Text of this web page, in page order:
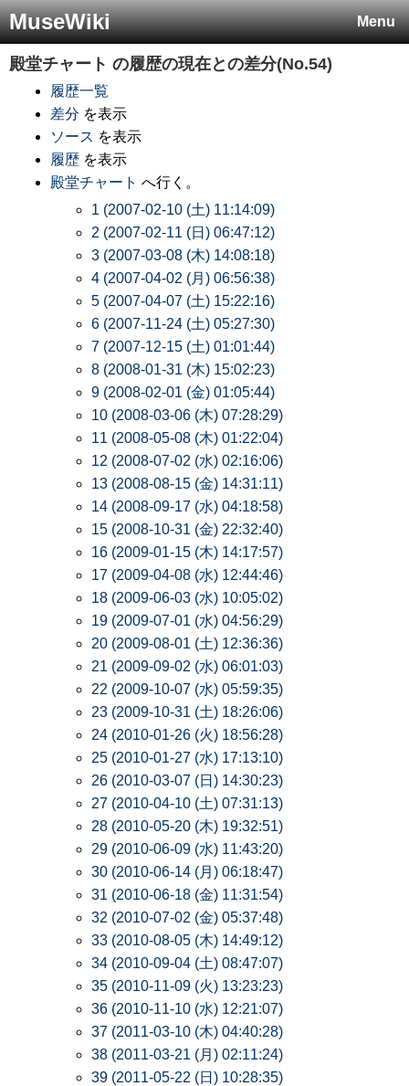
Menu
MuseWiki
殿堂チャート の履歴の現在との差分(No.54)
履歴一覧
差分 を表示
ソース を表示
履歴 を表示
殿堂チャート へ行く。
1 (2007-02-10 (土) 11:14:09)
2 (2007-02-11 (日) 06:47:12)
3 (2007-03-08 (木) 14:08:18)
4 (2007-04-02 (月) 06:56:38)
5 (2007-04-07 (土) 15:22:16)
6 (2007-11-24 (土) 05:27:30)
7 (2007-12-15 (土) 01:01:44)
8 (2008-01-31 (木) 15:02:23)
9 (2008-02-01 (金) 01:05:44)
10 (2008-03-06 (木) 07:28:29)
11 (2008-05-08 (木) 01:22:04)
12 (2008-07-02 (水) 02:16:06)
13 (2008-08-15 (金) 14:31:11)
14 (2008-09-17 (水) 04:18:58)
15 (2008-10-31 (金) 22:32:40)
16 (2009-01-15 (木) 14:17:57)
17 (2009-04-08 (水) 12:44:46)
18 (2009-06-03 (水) 10:05:02)
19 (2009-07-01 (水) 04:56:29)
20 (2009-08-01 (土) 12:36:36)
21 (2009-09-02 (水) 06:01:03)
22 (2009-10-07 (水) 05:59:35)
23 (2009-10-31 (土) 18:26:06)
24 (2010-01-26 (火) 18:56:28)
25 (2010-01-27 (水) 17:13:10)
26 (2010-03-07 (日) 14:30:23)
27 (2010-04-10 (土) 07:31:13)
28 (2010-05-20 (木) 19:32:51)
29 (2010-06-09 (水) 11:43:20)
30 (2010-06-14 (月) 06:18:47)
31 (2010-06-18 (金) 11:31:54)
32 (2010-07-02 (金) 05:37:48)
33 (2010-08-05 (木) 14:49:12)
34 (2010-09-04 (土) 08:47:07)
35 (2010-11-09 (火) 13:23:23)
36 (2010-11-10 (水) 12:21:07)
37 (2011-03-10 (木) 04:40:28)
38 (2011-03-21 (月) 02:11:24)
39 (2011-05-22 (日) 10:28:35)